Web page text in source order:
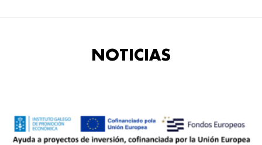
NOTICIAS